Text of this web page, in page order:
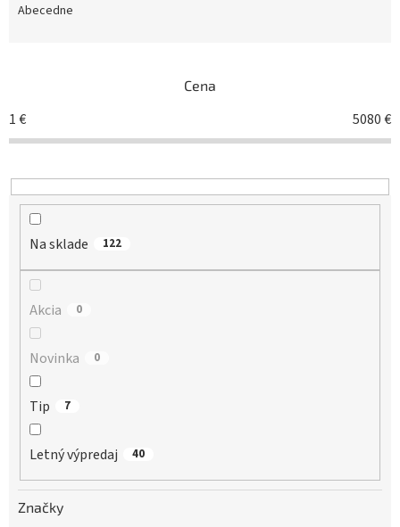
o
d
Abecedne
Cena
1€ 5080€
Na sklade 122
Akcia 0
Novinka 0
Tip 7
Letný výpredaj 40
Značky